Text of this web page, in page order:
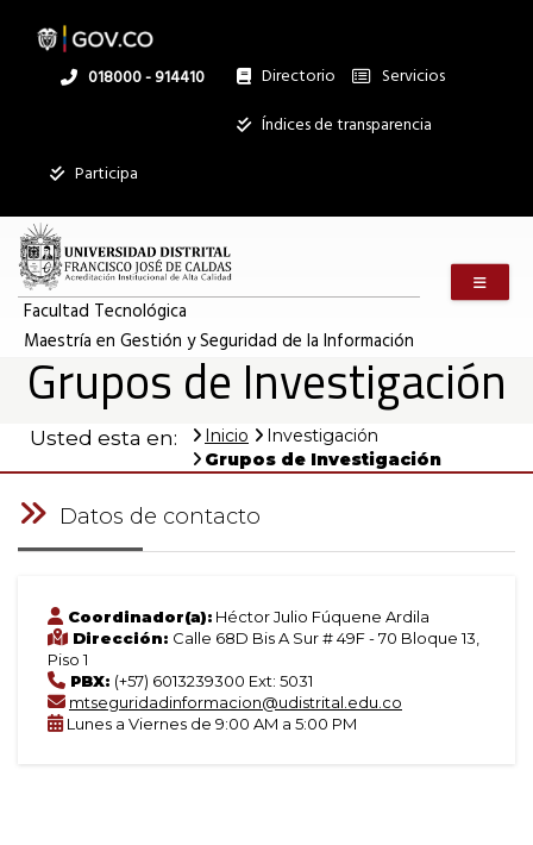
contenido
Linea
018000 - 914410 Directorio
Institucional
Servicios
Índices de transparencia
Participa
Facultad Tecnológica
Maestría en Gestión y Seguridad de la Información
Grupos de Investigación
Usted esta en: Inicio
Investigación
Grupos de Investigación
Datos de contacto
Coordinador(a): Héctor Julio Fúquene Ardila
Dirección: Calle 68D Bis A Sur # 49F - 70 Bloque 13,
Piso 1
PBX: (+57) 6013239300 Ext: 5031
mtseguridadinformacion@udistrital.edu.co
Lunes a Viernes de 9:00 AM a 5:00 PM